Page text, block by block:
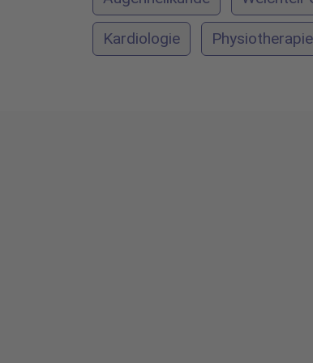
Kardiologie Physiotherapie